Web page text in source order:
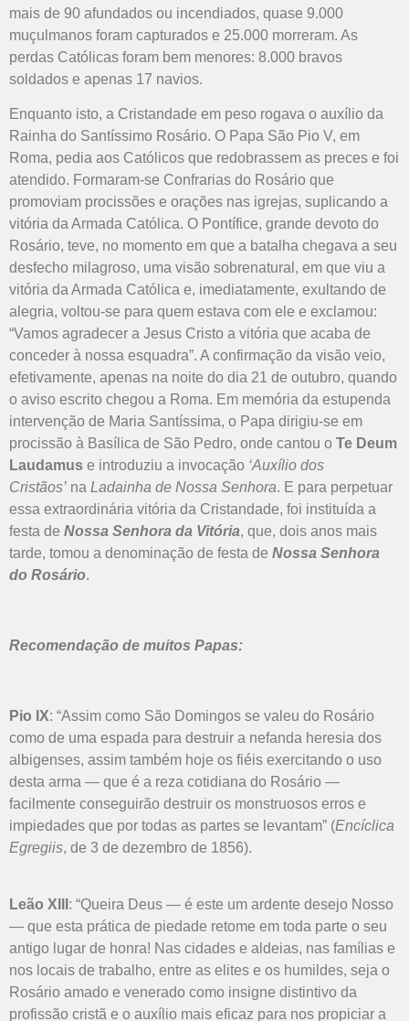
mais de 90 afundados ou incendiados, quase 9.000
muçulmanos foram capturados e 25.000 morreram. As
perdas Católicas foram bem menores: 8.000 bravos
soldados e apenas 17 navios.
Enquanto isto, a Cristandade em peso rogava o auxílio da
Rainha do Santíssimo Rosário. O Papa São Pio V, em
Roma, pedia aos Católicos que redobrassem as preces e foi
atendido. Formaram-se Confrarias do Rosário que
promoviam procissões e orações nas igrejas, suplicando a
vitória da Armada Católica. O Pontífice, grande devoto do
Rosário, teve, no momento em que a batalha chegava a seu
desfecho milagroso, uma visão sobrenatural, em que viu a
vitória da Armada Católica e, imediatamente, exultando de
alegria, voltou-se para quem estava com ele e exclamou:
“Vamos agradecer a Jesus Cristo a vitória que acaba de
conceder à nossa esquadra”. A confirmação da visão veio,
efetivamente, apenas na noite do dia 21 de outubro, quando
o aviso escrito chegou a Roma. Em memória da estupenda
intervenção de Maria Santíssima, o Papa dirigiu-se em
procissão à Basílica de São Pedro, onde cantou o Te Deum
Laudamus e introduziu a invocação ‘Auxílio dos
Cristãos’ na Ladainha de Nossa Senhora. E para perpetuar
essa extraordinária vitória da Cristandade, foi instituída a
festa de Nossa Senhora da Vitória, que, dois anos mais
tarde, tomou a denominação de festa de Nossa Senhora
do Rosário.
Recomendação de muitos Papas:
Pio IX: “Assim como São Domingos se valeu do Rosário
como de uma espada para destruir a nefanda heresia dos
albigenses, assim também hoje os fiéis exercitando o uso
desta arma — que é a reza cotidiana do Rosário —
facilmente conseguirão destruir os monstruosos erros e
impiedades que por todas as partes se levantam” (Encíclica
Egregiis, de 3 de dezembro de 1856).
Leão XIII : “Queira Deus — é este um ardente desejo Nosso
— que esta prática de piedade retome em toda parte o seu
antigo lugar de honra! Nas cidades e aldeias, nas famílias e
nos locais de trabalho, entre as elites e os humildes, seja o
Rosário amado e venerado como insigne distintivo da
profissão cristã e o auxílio mais eficaz para nos propiciar a